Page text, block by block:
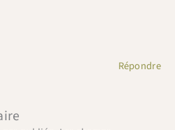
Répondre